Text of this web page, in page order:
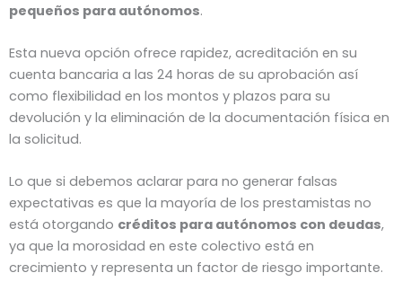
pequeños para autónomos.
Esta nueva opción ofrece rapidez, acreditación en su
cuenta bancaria a las 24 horas de su aprobación así
como flexibilidad en los montos y plazos para su
devolución y la eliminación de la documentación física en
la solicitud.
Lo que si debemos aclarar para no generar falsas
expectativas es que la mayoría de los prestamistas no
está otorgando créditos para autónomos con deudas,
ya que la morosidad en este colectivo está en
crecimiento y representa un factor de riesgo importante.